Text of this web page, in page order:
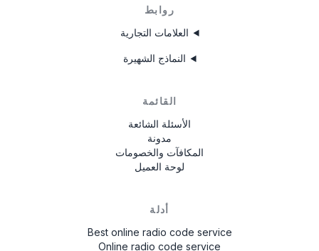
روابط
العلامات التجارية
النماذج الشهيرة
القائمة
الأسئلة الشائعة
مدونة
المكافآت والخصومات
لوحة العميل
أدلة
Best online radio code service
Online radio code service